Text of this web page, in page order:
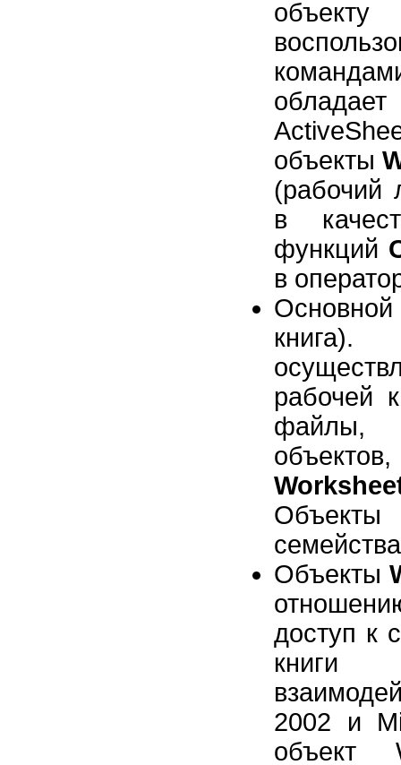
объекты
(рабочий
в
функций
в
рабочей
файлы,
Объекты
доступ к
книги
2002 и
объект